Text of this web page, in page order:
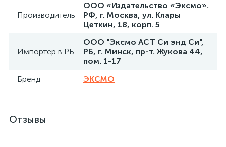
Производитель
ООО «Издательство «Эксмо».
РФ, г. Москва, ул. Клары
Цеткин, 18, корп. 5
Импортер в РБ
ООО "Эксмо АСТ Си энд Си",
РБ, г. Минск, пр-т. Жукова 44,
пом. 1-17
Бренд
ЭКСМО
Отзывы